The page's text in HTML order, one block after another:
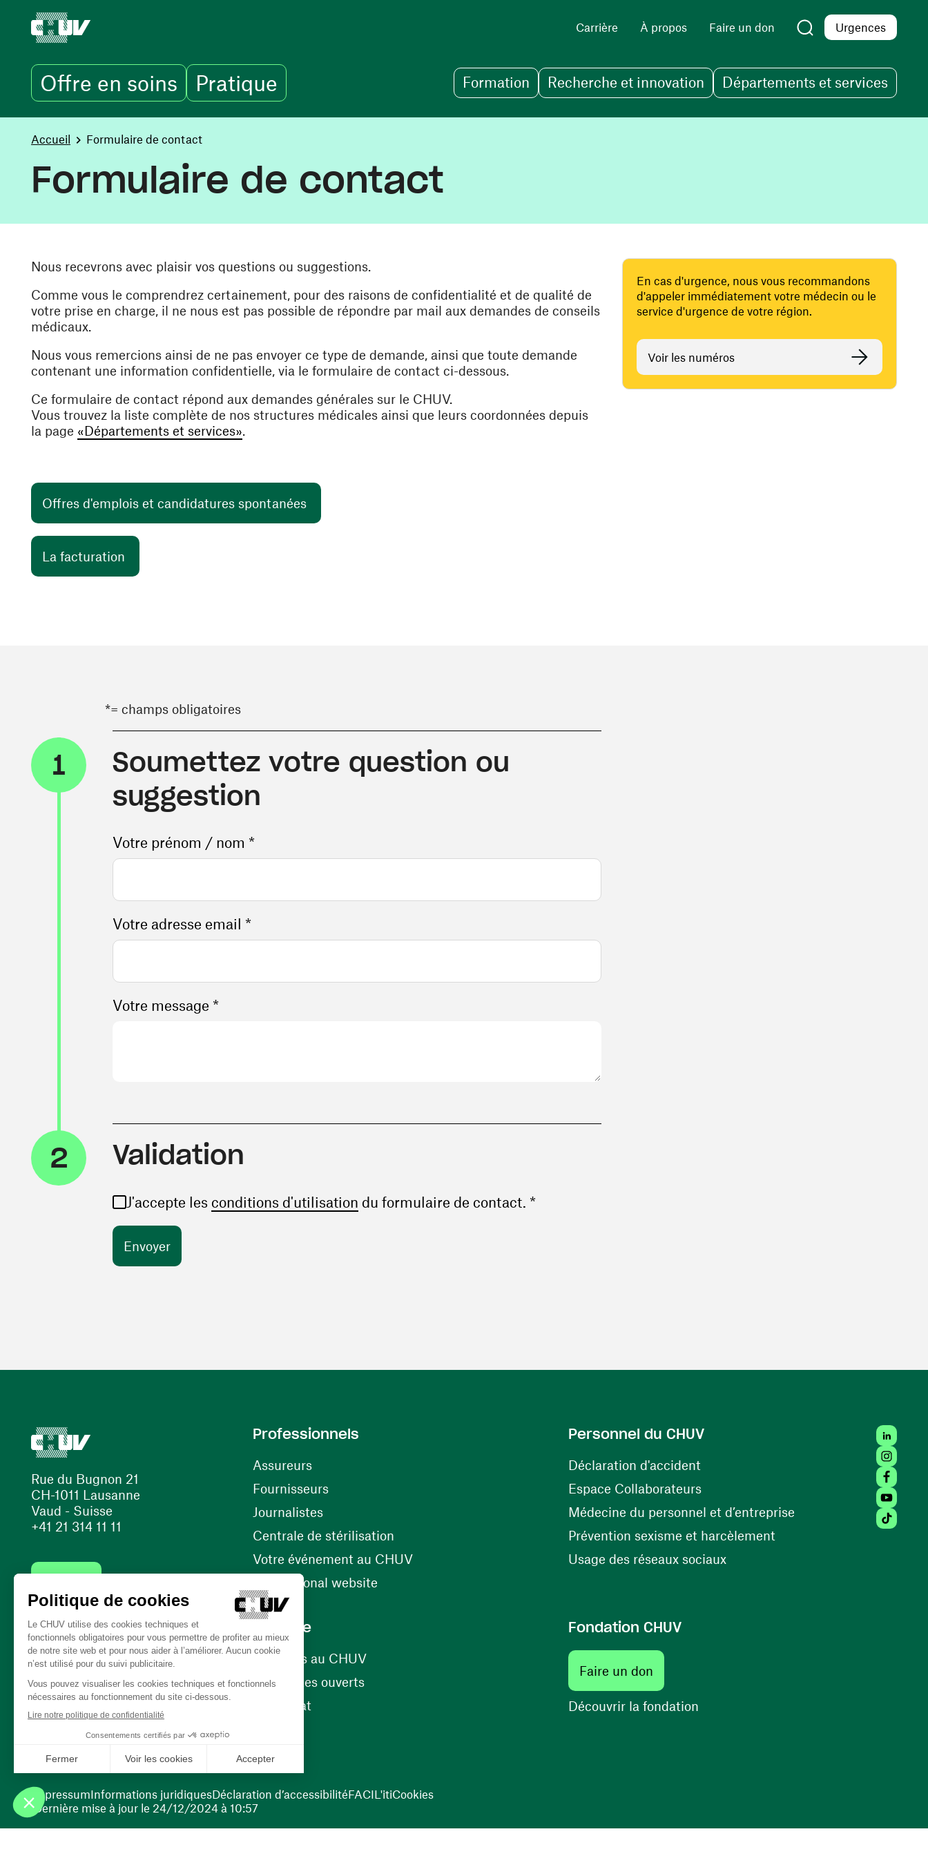
Carrière À propos Faire un don Urgences
Offre en soins Pratique Formation Recherche et innovation Départements et services
You are here:
Accueil Formulaire de contact
Formulaire de contact
Nous recevrons avec plaisir vos questions ou suggestions.
Comme vous le comprendrez certainement, pour des raisons de confidentialité et de qualité de
votre prise en charge, il ne nous est pas possible de répondre par mail aux demandes de conseils
médicaux.
Nous vous remercions ainsi de ne pas envoyer ce type de demande, ainsi que toute demande
contenant une information confidentielle, via le formulaire de contact ci-dessous.
Ce formulaire de contact répond aux demandes générales sur le CHUV.
Vous trouvez la liste complète de nos structures médicales ainsi que leurs coordonnées depuis
la page «Départements et services».
Offres d'emplois et candidatures spontanées
La facturation
En cas d'urgence, nous vous recommandons
d'appeler immédiatement votre médecin ou le
service d'urgence de votre région.
Voir les numéros
*= champs obligatoires
1
Soumettez votre question ou
suggestion
Votre prénom / nom *
Votre adresse email *
Votre message *
2 Validation
J'accepte les conditions d'utilisation (ouvre une nouvelle fenêtre)
du formulaire de contact. *
Rue du Bugnon 21
CH-1011 Lausanne
Vaud - Suisse
+41 21 314 11 11
(ouvre une nouvelle fenêtre)
(ouvre une nouvelle fenêtre)
Professionnels
Assureurs
Fournisseurs(ouvre une nouvelle fenêtre)
Journalistes
Centrale de stérilisation
Votre événement au CHUV(ouvre une nouvelle fenêtre)
International website
Personnel du CHUV
Déclaration d'accident(ouvre une nouvelle fenêtre)
Espace Collaborateurs(ouvre une nouvelle fenêtre)
Médecine du personnel et d’entreprise(ouvre une nouvelle
Prévention sexisme et harcèlement(ouvre une nouvelle
Usage des réseaux sociaux(ouvre une nouvelle fenêtre)
Carrière
Carrières au CHUV(ouvre une nouvelle fenêtre)
Nos postes ouverts(ouvre une nouvelle fenêtre)
Bénévolat
Fondation CHUV
Faire un don(ouvre une nouvelle fenêtre)
Découvrir la fondation(ouvre une nouvelle fenêtre)
Tiktok
Dernière mise à jour le 24/12/2024 à 10:57
ImpressumInformations juridiquesDéclaration d’accessibilitéFACIL'itiCookies